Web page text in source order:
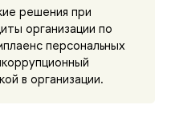
решения при
организации по
персональных
в организации.